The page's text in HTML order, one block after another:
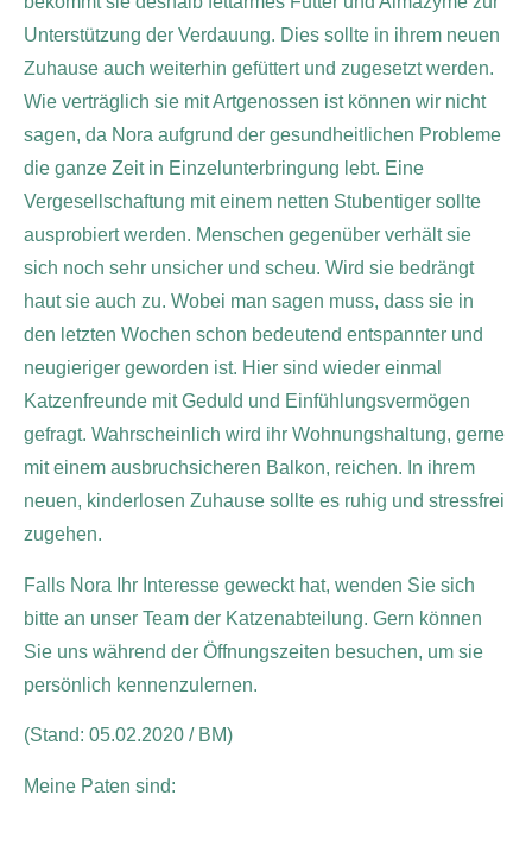
Unterstützung der Verdauung. Dies sollte in ihrem neuen
Zuhause auch weiterhin gefüttert und zugesetzt werden.
Wie verträglich sie mit Artgenossen ist können wir nicht
sagen, da Nora aufgrund der gesundheitlichen Probleme
die ganze Zeit in Einzelunterbringung lebt. Eine
Vergesellschaftung mit einem netten Stubentiger sollte
ausprobiert werden. Menschen gegenüber verhält sie
sich noch sehr unsicher und scheu. Wird sie bedrängt
haut sie auch zu. Wobei man sagen muss, dass sie in
den letzten Wochen schon bedeutend entspannter und
neugieriger geworden ist. Hier sind wieder einmal
Katzenfreunde mit Geduld und Einfühlungsvermögen
gefragt. Wahrscheinlich wird ihr Wohnungshaltung, gerne
mit einem ausbruchsicheren Balkon, reichen. In ihrem
neuen, kinderlosen Zuhause sollte es ruhig und stressfrei
zugehen.
Falls Nora Ihr Interesse geweckt hat, wenden Sie sich
bitte an unser Team der Katzenabteilung. Gern können
Sie uns während der Öffnungszeiten besuchen, um sie
persönlich kennenzulernen.
(Stand: 05.02.2020 / BM)
Meine Paten sind: